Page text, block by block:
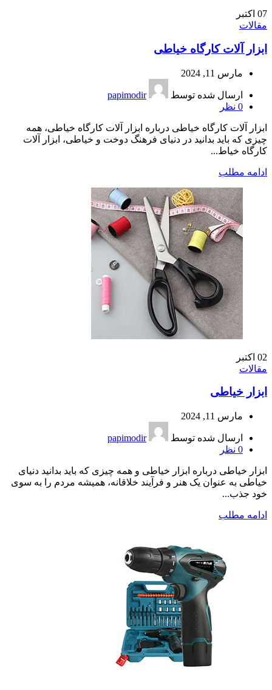
07 اکتبر
مقالات
ابزار آلات کارگاه خیاطی
مارس 11, 2024
ارسال شده توسط
papimodir
0 نظر
ابزار آلات کارگاه خیاطی درباره ابزار آلات کارگاه خیاطی، همه
چیزی که باید بدانید در دنیای فرهنگ دوخت و خیاطی، ابزار آلات
کارگاه خیاط...
ادامه مطلب
02 اکتبر
مقالات
ابزار خیاطی
مارس 11, 2024
ارسال شده توسط
papimodir
0 نظر
ابزار خیاطی درباره ابزار خیاطی و همه چیزی که باید بدانید دنیای
خیاطی به عنوان یک هنر و فرآیند خلاقانه، همیشه مردم را به سوی
خود جذب...
ادامه مطلب